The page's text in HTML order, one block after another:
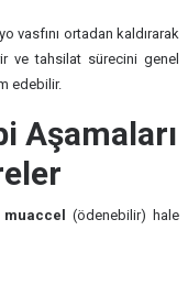
vasfını ortadan kaldırarak
ve tahsilat sürecini genel
edebilir.
Aşamaları
muaccel
(ödenebilir) hale